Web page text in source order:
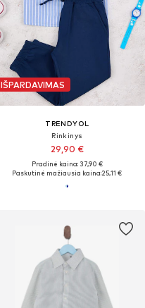
IŠPARDAVIMAS
TRENDYOL
Rinkinys
29,90 €
Pradinė kaina: 37,90 €
Paskutinė mažiausia kaina:25,11 €